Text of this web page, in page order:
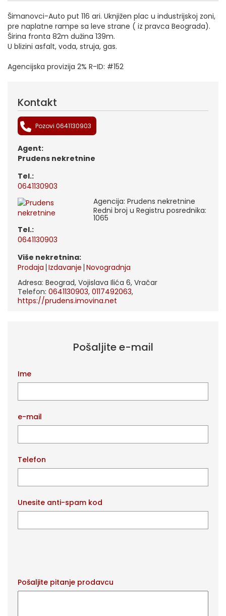
Šimanovci-Auto put 116 ari. Uknjižen plac u industrijskoj zoni,
pre naplatne rampe sa leve strane ( iz pravca Beograda).
Širina fronta 82m dužina 139m.
U blizini asfalt, voda, struja, gas.
Agencijska provizija 2% R-ID: #152
Kontakt
Pozovi 0641130903
Agent:
Prudens nekretnine
tel.:
0641130903
Agencija: Prudens nekretnine
Redni broj u Registru posrednika:
1065
tel.:
0641130903
Više nekretnina:
Prodaja Izdavanje Novogradnja
Adresa: Beograd, Vojislava Ilića 6, Vračar
Telefon: 0641130903, 0117492063,
https://prudens.imovina.net
Pošaljite e-mail
Ime
e-mail
Telefon
Unesite anti-spam kod
Pošaljite pitanje prodavcu